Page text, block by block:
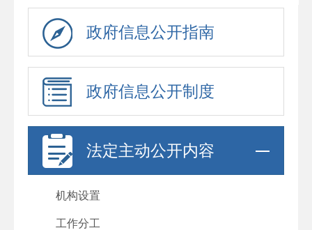
政府信息公开指南
政府信息公开制度
法定主动公开内容
机构设置
工作分工